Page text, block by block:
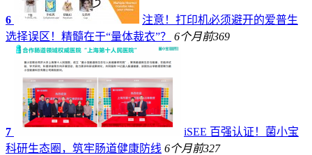
6
注意！打印机必须避开的爱普生
选择误区！精髓在于“量体裁衣”？
6个月前369
7
iSEE 百强认证！菌小宝
科研生态圈，筑牢肠道健康防线 6个月前327